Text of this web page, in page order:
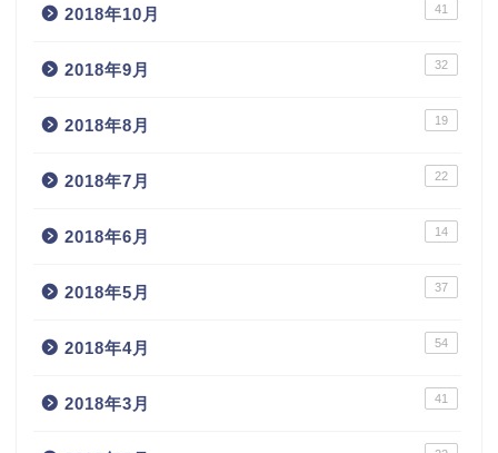
2018年10月 41
2018年9月 32
2018年8月 19
2018年7月 22
2018年6月 14
2018年5月 37
2018年4月 54
2018年3月 41